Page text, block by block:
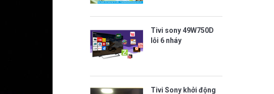
Tivi sony 49W750D
lỗi 6 nháy
Tivi Sony khởi động